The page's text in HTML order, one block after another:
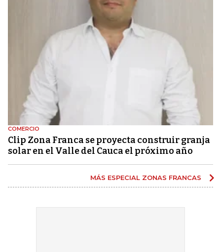
COMERCIO
Clip Zona Franca se proyecta construir granja
solar en el Valle del Cauca el próximo año
MÁS ESPECIAL ZONAS FRANCAS